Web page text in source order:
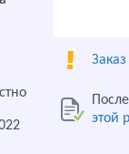
этой